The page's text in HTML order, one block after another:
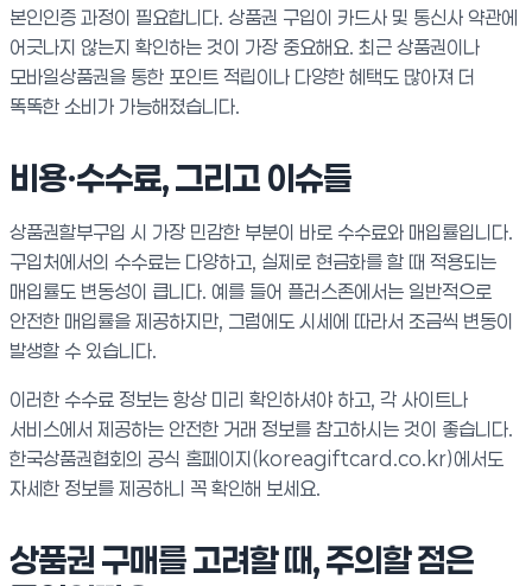
본인인증 과정이 필요합니다. 상품권 구입이 카드사 및 통신사 약관에
어긋나지 않는지 확인하는 것이 가장 중요해요. 최근 상품권이나
모바일상품권을 통한 포인트 적립이나 다양한 혜택도 많아져 더
똑똑한 소비가 가능해졌습니다.
비용·수수료, 그리고 이슈들
상품권할부구입 시 가장 민감한 부분이 바로 수수료와 매입률입니다.
구입처에서의 수수료는 다양하고, 실제로 현금화를 할 때 적용되는
매입률도 변동성이 큽니다. 예를 들어 플러스존에서는 일반적으로
안전한 매입률을 제공하지만, 그럼에도 시세에 따라서 조금씩 변동이
발생할 수 있습니다.
이러한 수수료 정보는 항상 미리 확인하셔야 하고, 각 사이트나
서비스에서 제공하는 안전한 거래 정보를 참고하시는 것이 좋습니다.
한국상품권협회의 공식 홈페이지(koreagiftcard.co.kr)에서도
자세한 정보를 제공하니 꼭 확인해 보세요.
상품권 구매를 고려할 때, 주의할 점은